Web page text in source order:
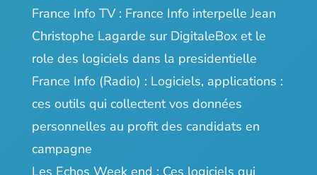
France Info TV : France Info interpelle Jean
Christophe Lagarde sur DigitaleBox et le
role des logiciels dans la presidentielle
France Info (Radio) : Logiciels, applications :
ces outils qui collectent vos données
personnelles au profit des candidats en
campagne
Les Echos Week end : Ces logiciels qui